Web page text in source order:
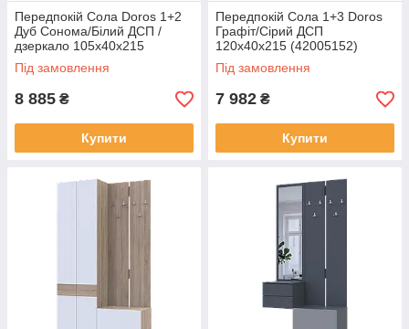
Передпокій Сола Doros 1+2
Дуб Сонома/Білий ДСП /
дзеркало 105х40х215
(42005150)
Під замовлення
8 885 ₴
Купити
Передпокій Сола 1+3 Doros
Графіт/Сірий ДСП
120х40х215 (42005152)
Під замовлення
7 982 ₴
Купити